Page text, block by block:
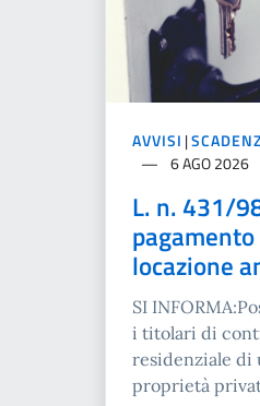
AVVISI |
6 AGO 2026
L. n. 431/
locazione
SI
i titolari di
residenziale di
proprietà